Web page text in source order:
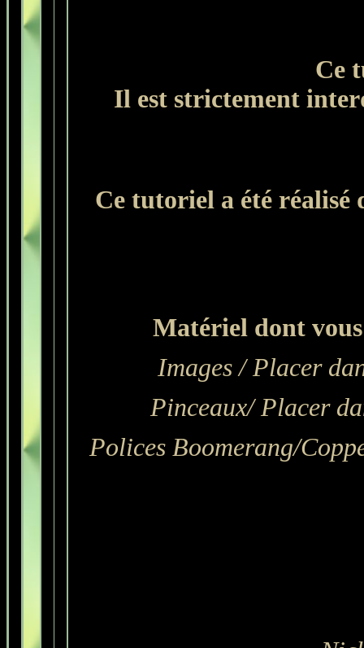
Ce
Il est strictement
Ce tutoriel a été réalisé
Matériel dont
Images / Placer
Pinceaux/ Placer
Polices Boomerang/